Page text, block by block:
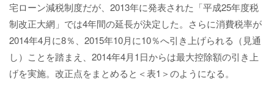
宅ローン減税制度だが、2013年に発表された「平成25年度税
制改正大網」では4年間の延長が決定した。さらに消費税率が
2014年4月に8％、2015年10月に10％へ引き上げられる（見通
し）ことを踏まえ、2014年4月1日からは最大控除額の引き上
げを実施。改正点をまとめると＜表1＞のようになる。